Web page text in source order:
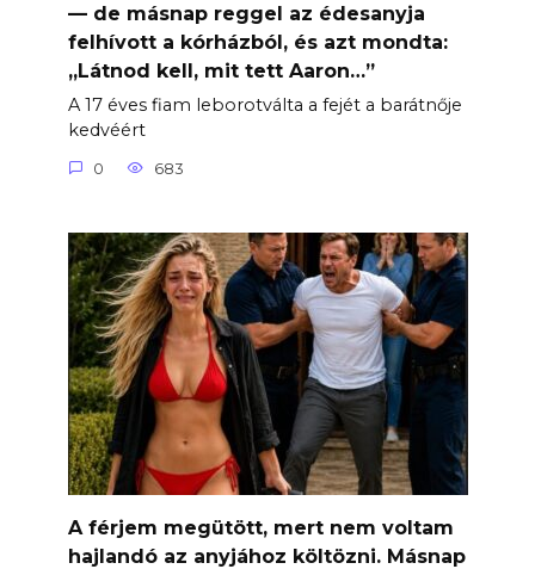
— de másnap reggel az édesanyja
felhívott a kórházból, és azt mondta:
„Látnod kell, mit tett Aaron…”
A 17 éves fiam leborotválta a fejét a barátnője
kedvéért
0 683
A férjem megütött, mert nem voltam
hajlandó az anyjához költözni. Másnap